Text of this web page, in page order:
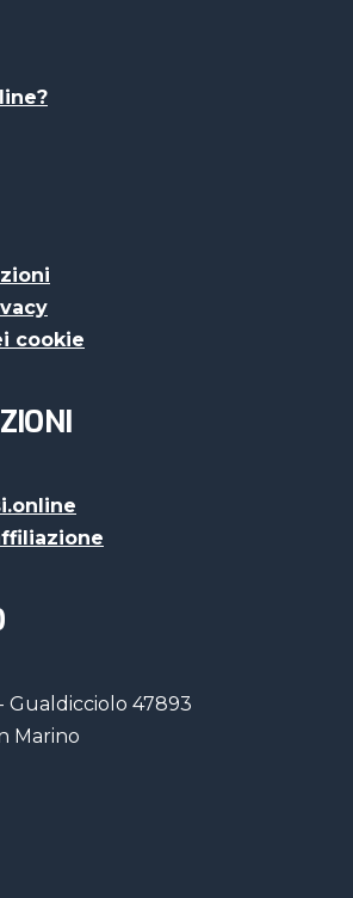
cookie
Gualdicciolo 47893
Marino